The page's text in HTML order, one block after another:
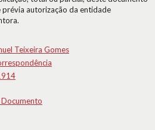
prévia autorização da entidade
Teixeira Gomes